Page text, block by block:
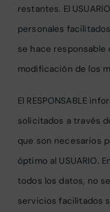
restantes. El
personales facilitados
se hace
modificación de los
El RESPONSABLE
solicitados a través
que son necesarios
óptimo al USUARIO.
todos los datos, no
servicios facilitados